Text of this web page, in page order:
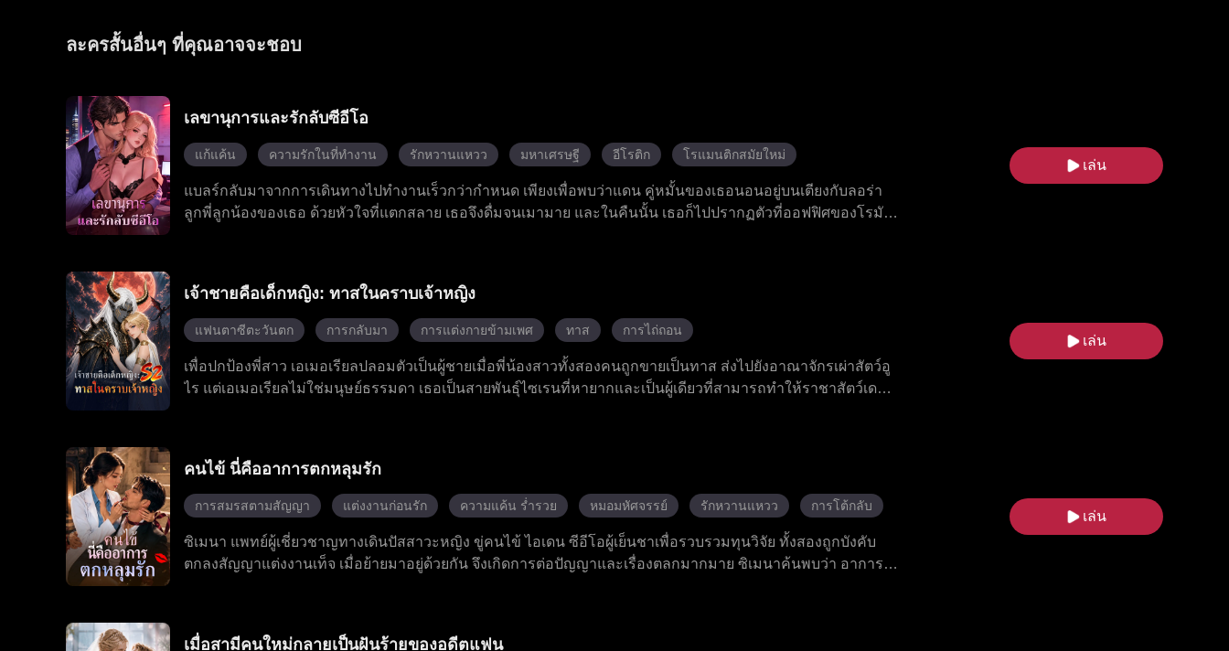
ละครสั้นอื่นๆ ที่คุณอาจจะชอบ
เลขานุการและรักลับซีอีโอ
แก้แค้น ความรักในที่ทำงาน รักหวานแหวว มหาเศรษฐี อีโรติก โรแมนติกสมัยใหม่
แบลร์กลับมาจากการเดินทางไปทำงานเร็วกว่ากำหนด เพียงเพื่อพบว่าแดน คู่หมั้นของเธอนอนอยู่บนเตียงกับลอร่า
ลูกพี่ลูกน้องของเธอ ด้วยหัวใจที่แตกสลาย เธอจึงดื่มจนเมามาย และในคืนนั้น เธอก็ไปปรากฏตัวที่ออฟฟิศของโรมัน
เรื่องราววุ่นวายเหล่านี้ โรมันคอยอยู่เคียงข้างและสนับสนุนเธอเสมอ และในงานเลี้ยงมื้อค่ำครอบครัว เขาเปิดเผย
ความโกหกทั้งหมด ด้วยการสนับสนุนจากพี่สาวสองคน และการปกป้องอย่างเข้มแข็งจากโรมัน แบลร์หลุดพ้นจาก
อดีตที่เป็นพิษ และในที่สุดโรมันก็คุกเข่าขอแต่งงานกับเธอ
เล่น
เจ้าชายคือเด็กหญิง: ทาสในคราบเจ้าหญิง
แฟนตาซีตะวันตก การกลับมา การแต่งกายข้ามเพศ ทาส การไถ่ถอน
เพื่อปกป้องพี่สาว เอเมอเรียลปลอมตัวเป็นผู้ชายเมื่อพี่น้องสาวทั้งสองคนถูกขายเป็นทาส ส่งไปยังอาณาจักรเผ่าสัตว์อู
ไร แต่เอเมอเรียลไม่ใช่มนุษย์ธรรมดา เธอเป็นสายพันธุ์ไซเรนที่หายากและเป็นผู้เดียวที่สามารถทำให้ราชาสัตว์เดมอ
หมกมุ่นอยู่กับพี่สาวของเธออย่างมาก เอเมอเรียลต้องดิ้นรนอย่างยากลำบากเพื่อหลบหนีกับดักอันตรายหลายอย่าง
และพยายามปกปิดตัวตนที่แท้จริงของตัวเอง ไม่มีผู้ใดคาดเดาได้ว่า ในที่สุดเธอสามารถปลดคำสาปบนร่างราชาสัตว์
ได้สำเร็จ
เล่น
คนไข้ นี่คืออาการตกหลุมรัก
การสมรสตามสัญญา แต่งงานก่อนรัก ความแค้น ร่ำรวย หมอมหัศจรรย์ รักหวานแหวว การโต้กลับ
ซิเมนา แพทย์ผู้เชี่ยวชาญทางเดินปัสสาวะหญิง ขู่คนไข้ ไอเดน ซีอีโอผู้เย็นชาเพื่อรวบรวมทุนวิจัย ทั้งสองถูกบังคับ
ตกลงสัญญาแต่งงานเท็จ เมื่อย้ายมาอยู่ด้วยกัน จึงเกิดการต่อปัญญาและเรื่องตลกมากมาย ซิเมนาค้นพบว่า อาการ
สร้างเรื่องราวโรแมนติกที่หวานและไม่คาดคิด
เล่น
เมื่อสามีคนใหม่กลายเป็นฝันร้ายของอดีตแฟน